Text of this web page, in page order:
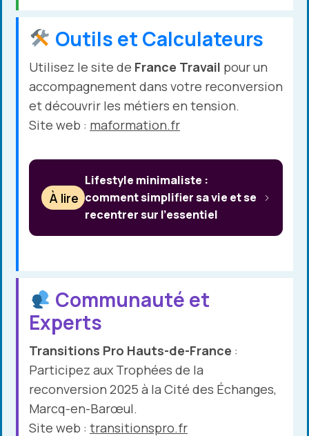
Outils et Calculateurs
Utilisez le site de France Travail pour un
accompagnement dans votre reconversion
et découvrir les métiers en tension.
Site web : maformation.fr
À lire
Lifestyle minimaliste :
comment simplifier sa vie et se
recentrer sur l’essentiel
Communauté et
Experts
Transitions Pro Hauts-de-France :
Participez aux Trophées de la
reconversion 2025 à la Cité des Échanges,
Marcq-en-Barœul.
Site web : transitionspro.fr